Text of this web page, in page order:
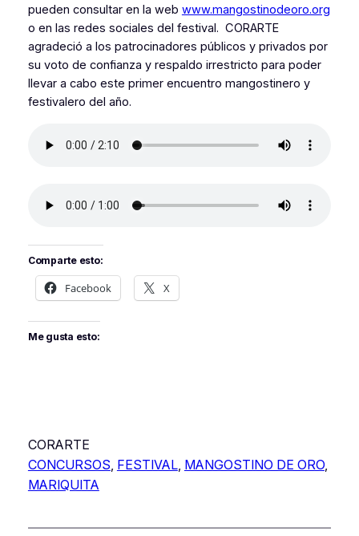
pueden consultar en la web www.mangostinodeoro.org
o en las redes sociales del festival. CORARTE
agradeció a los patrocinadores públicos y privados por
su voto de confianza y respaldo irrestricto para poder
llevar a cabo este primer encuentro mangostinero y
festivalero del año.
Comparte esto:
Facebook X
Me gusta esto:
CORARTE
CONCURSOS, FESTIVAL, MANGOSTINO DE ORO
MARIQUITA